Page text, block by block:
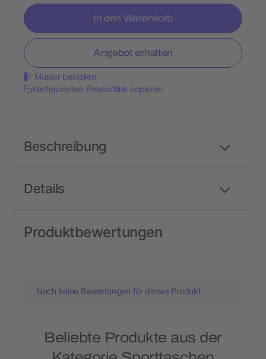
In den Warenkorb
Angebot erhalten
Muster bestellen
Konfigurierten Produktlink kopieren
Details
Beschreibung
Produktbewertungen
Noch keine Bewertungen für dieses Produkt.
Beliebte Produkte aus der